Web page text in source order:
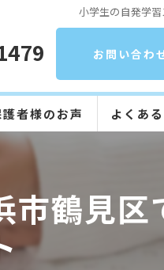
小学生の自発学
お問い合わ
者様のお声 よくあ
鶴見